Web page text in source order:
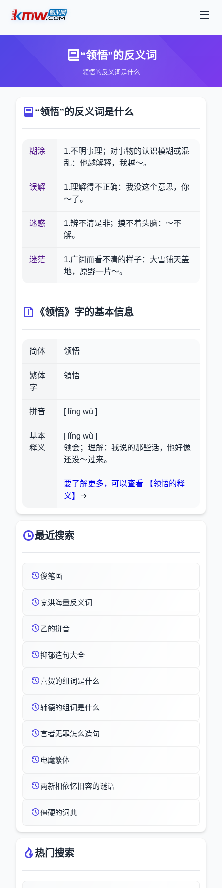
“领悟”的反义词
领悟的反义词是什么
“领悟”的反义词是什么
糊涂
1.不明事理；对事物的认识模糊或混
乱：他越解释，我越～。
误解
1.理解得不正确：我没这个意思，你
～了。
迷惑
1.辨不清是非；摸不着头脑：～不
解。
迷茫
1.广阔而看不清的样子：大雪铺天盖
地，原野一片～。
《领悟》字的基本信息
简体 领悟
繁体
字
領悟
拼音 [ lǐng wù ]
基本
释义
[ lǐng wù ]
领会；理解：我说的那些话，他好像
还没～过来。
要了解更多，可以查看 【领悟的释
义】
最近搜索
俊笔画
宽洪海量反义词
乙的拼音
抑郁造句大全
喜贺的组词是什么
辅德的组词是什么
言者无罪怎么造句
电麾繁体
两新相依忆旧容的谜语
僵硬的词典
热门搜索